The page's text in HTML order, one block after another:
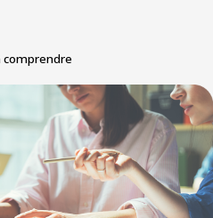
comprendre